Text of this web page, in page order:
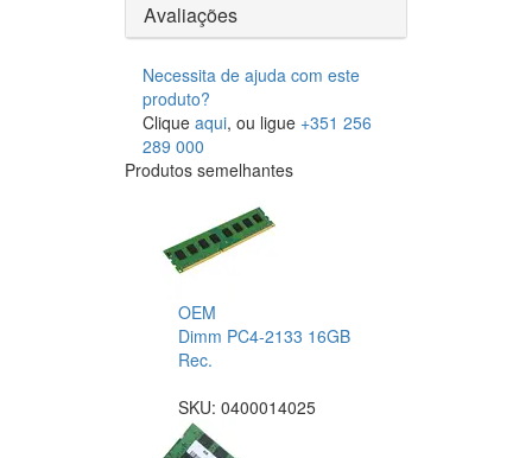
Avaliações
Necessita de ajuda com este
produto?
Clique aqui, ou ligue +351 256
289 000
Produtos semelhantes
OEM
Dimm PC4-2133 16GB
Rec.
SKU: 0400014025